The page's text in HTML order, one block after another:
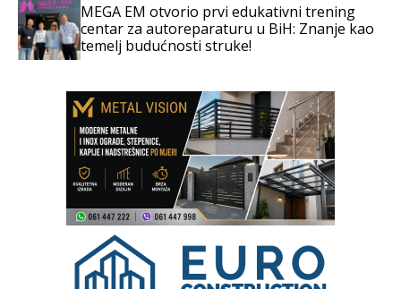
MEGA EM otvorio prvi edukativni trening
centar za autoreparaturu u BiH: Znanje kao
temelj budućnosti struke!